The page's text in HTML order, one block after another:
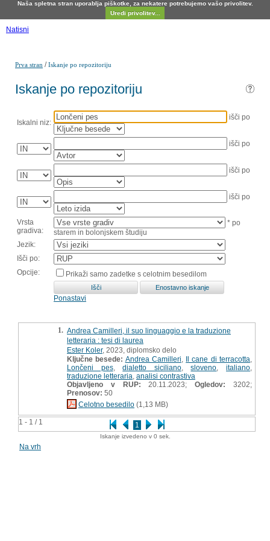
Naša spletna stran uporablja piškotke, za nekatere potrebujemo vašo privolitev.
Uredi privolitev...
Natisni
Prva stran /Iskanje po repozitoriju
Iskanje po repozitoriju
Iskalni niz:
išči po
išči po
išči po
išči po
Vrsta
gradiva:
* po
starem in bolonjskem študiju
Jezik:
Išči po:
Opcije:
Prikaži samo zadetke s celotnim besedilom
Ponastavi
1 - 1 / 1 1
1. Andrea Camilleri, il suo linguaggio e la traduzione
letteraria : tesi di laurea
Ester Koler, 2023, diplomsko delo
Ključne besede: Andrea Camilleri Il cane di terracotta
Lončeni pes,dialetto siciliano,sloveno ,italiano
traduzione letteraria analisi contrastiva
Objavljeno v RUP: 20.11.2023;Ogledov: 3202;
Prenosov: 50
Celotno besedilo (1,13 MB)
Iskanje izvedeno v 0 sek.
Na vrh